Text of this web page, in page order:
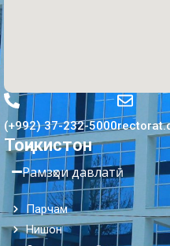
(+992) 37-232-5000
Тоҷикистон
Рамзҳои давлатӣ
Парчам
Нишон